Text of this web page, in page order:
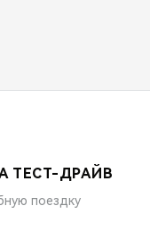
ТЕСТ-ДРАЙВ
поездку